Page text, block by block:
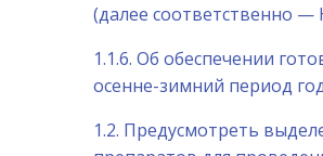
(далее соответственно
1.1.6. Об обеспечении
осенне-зимний период
1.2. Предусмотреть